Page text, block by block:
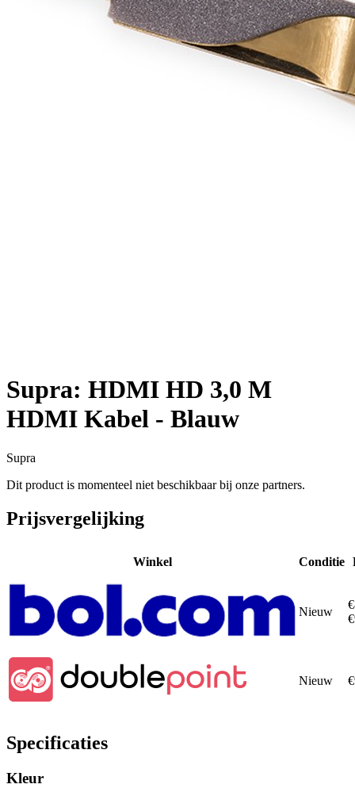
Supra: HDMI HD 3,0 M
HDMI Kabel - Blauw
Supra
Dit product is momenteel niet beschikbaar bij onze partners.
Prijsvergelijking
Winkel Conditie
Nieuw
Nieuw
Specificaties
Kleur